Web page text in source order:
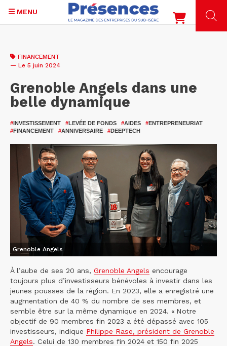
contenu
MENU
FINANCEMENT
— Le 5 juin 2024
Grenoble Angels dans une
belle dynamique
#INVESTISSEMENT #LEVÉE DE FONDS #AIDES #ENTREPRENEURIAT
#FINANCEMENT #ANNIVERSAIRE #DEEPTECH
Grenoble Angels
À l’aube de ses 20 ans, Grenoble Angels encourage
toujours plus d’investisseurs bénévoles à investir dans les
jeunes pousses de la région. En 2023, elle a enregistré une
augmentation de 40 % du nombre de ses membres, et
semble être sur la même dynamique en 2024. « Notre
objectif de 90 membres fin 2023 a été dépassé avec 105
investisseurs, indique Philippe Rase, président de Grenoble
Angels. Celui de 130 membres fin 2024 et 150 fin 2025